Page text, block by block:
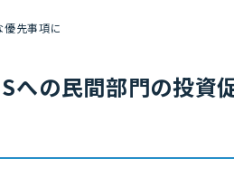
先事項に
への民間部門の投資